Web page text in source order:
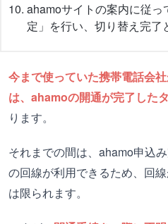
ahamoサイトの案内に従
定」を行い、切り替え完了
今まで使っていた携帯電話会
は、ahamoの開通が完了した
ります。
それまでの間は、ahamo申込
の回線が利用できるため、回
は限られます。